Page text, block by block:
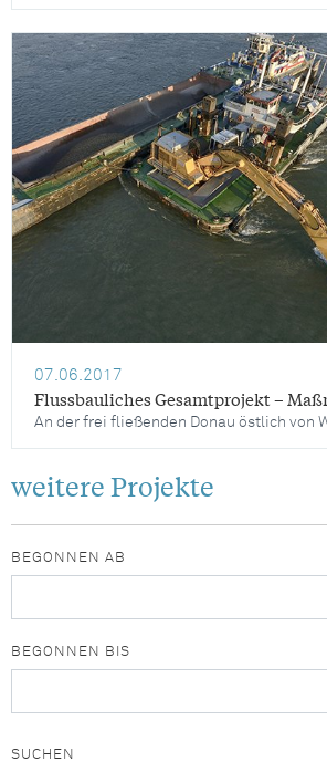
07.06.2017
weitere Projekte
BEGONNEN AB
BEGONNEN BIS
SUCHEN